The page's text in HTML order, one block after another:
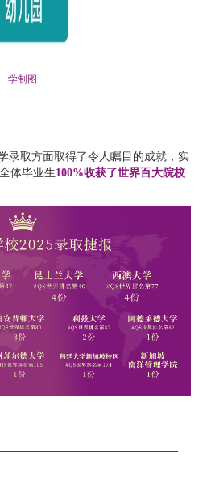
学制图
录取方面取得了令人瞩目的成就，实
体毕业生100%收获了世界百大院校